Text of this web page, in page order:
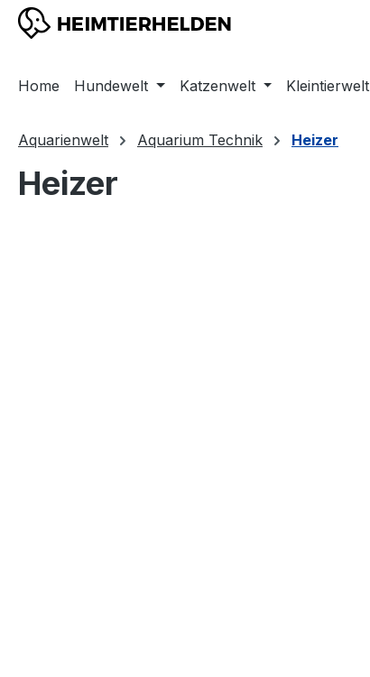
Hauptinhalt springen
Zur Suche springen
Zur Hauptnavigation springen
Home Hundewelt Katzenwelt Kleintierwelt
Aquarienwelt Aquarium Technik Heizer
Heizer